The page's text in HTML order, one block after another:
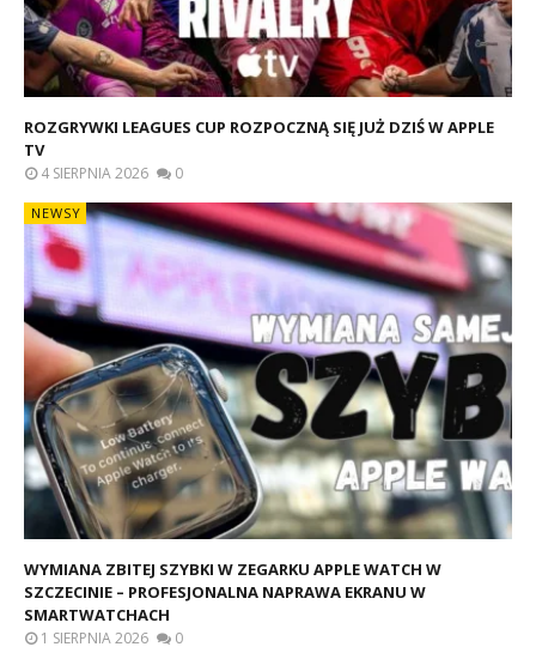
ROZGRYWKI LEAGUES CUP ROZPOCZNĄ SIĘ JUŻ DZIŚ W APPLE
TV
4 SIERPNIA 2026 0
NEWSY
WYMIANA ZBITEJ SZYBKI W ZEGARKU APPLE WATCH W
SZCZECINIE – PROFESJONALNA NAPRAWA EKRANU W
SMARTWATCHACH
1 SIERPNIA 2026 0